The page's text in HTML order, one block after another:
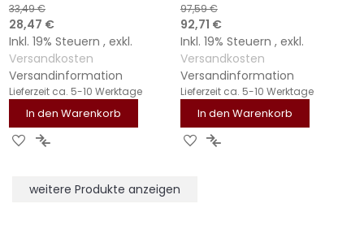
33,49 €
Sonderangebot
28,47 €
Inkl. 19% Steuern , exkl.
Versandkosten
Versandinformation
Lieferzeit ca. 5-10 Werktage
In den Warenkorb
ZUR
HINZUFÜGEN
ZUR
HINZUFÜGEN
97,59 €
Sonderangebot
92,71 €
Inkl. 19% Steuern , exkl.
Versandkosten
Versandinformation
Lieferzeit ca. 5-10 Werktage
In den Warenkorb
ZURZUR
weitere Produkte anzeigen